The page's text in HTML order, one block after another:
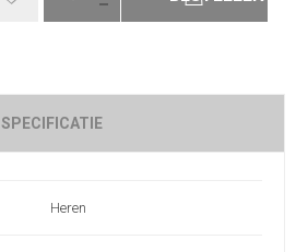
SPECIFICATIE
Heren